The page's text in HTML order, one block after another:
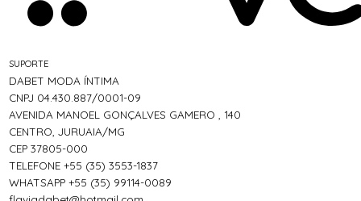
SUPORTE
DABET MODA ÍNTIMA
CNPJ 04.430.887/0001-09
AVENIDA MANOEL GONÇALVES GAMERO , 140
CENTRO, JURUAIA/MG
CEP 37805-000
TELEFONE +55 (35) 3553-1837
WHATSAPP +55 (35) 99114-0089